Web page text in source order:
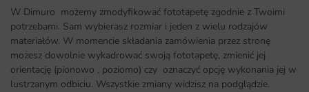
W Dimuro możemy zmodyfikować fototapetę zgodnie z Twoimi
potrzebami. Sam wybierasz rozmiar i jeden z wielu rodzajów
materiałów. W momencie składania zamówienia przez stronę
możesz dowolnie wykadrować swoją fototapetę, zmienić jej
orientację (pionowo , poziomo) czy oznaczyć opcję wykonania jej w
lustrzanym odbiciu. Wszystkie zmiany widzisz na podglądzie.